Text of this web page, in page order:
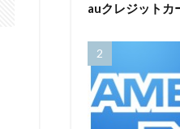
auクレジット